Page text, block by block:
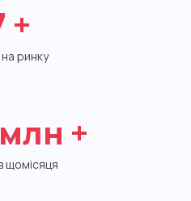
номера
+
на ринку
млн +
щомісяця